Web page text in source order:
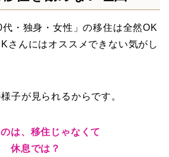
・独身・女性」の移住は全然OK
さんにはオススメできない気がし
子が見られるからです。
は、移住じゃなくて
休息では？